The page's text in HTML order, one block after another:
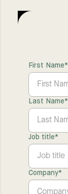
First Name*
Last Name*
Job title*
Company*